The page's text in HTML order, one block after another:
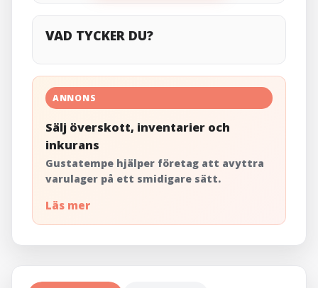
VAD TYCKER DU?
ANNONS
Sälj överskott, inventarier och
inkurans
Gustatempe hjälper företag att avyttra
varulager på ett smidigare sätt.
Läs mer